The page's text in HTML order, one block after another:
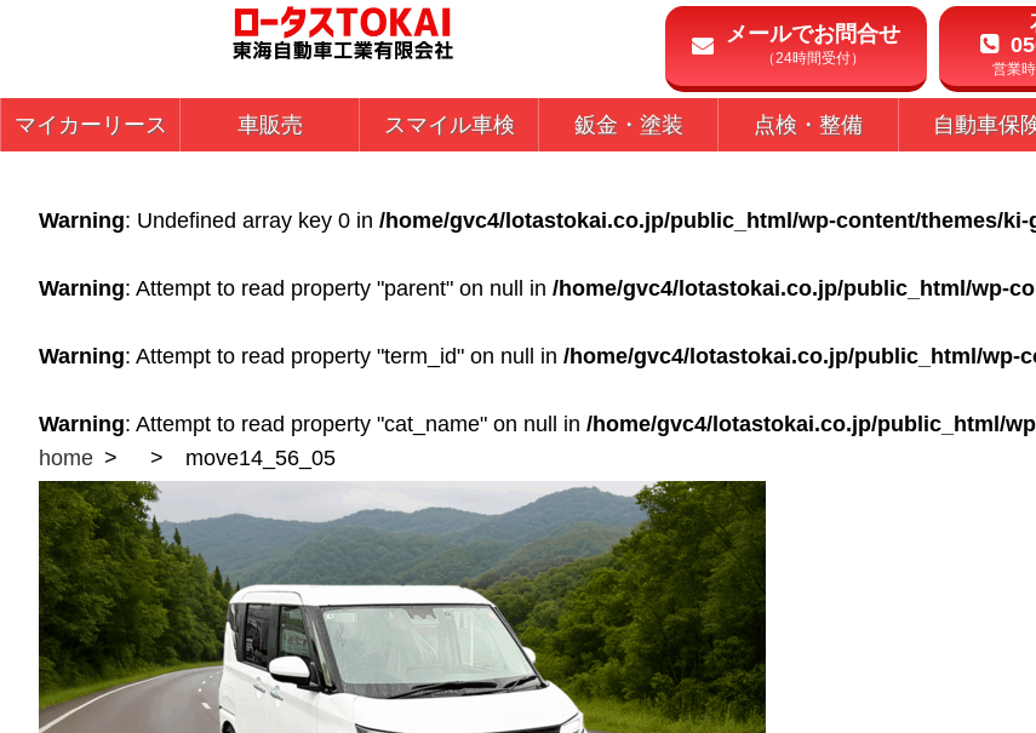
メールでお問合せ
（24時間受付）
営業
マイカーリース 車販売 スマイル車検 鈑金・塗装 点検・整備 自動車保
Warning: Undefined array key 0 in /home/gvc4/lotastokai.co.jp/public_html/wp-content/themes/
Warning: Attempt to read property "parent" on null in /home/gvc4/lotastokai.co.jp/public_html/wp-
Warning: Attempt to read property "term_id" on null in /home/gvc4/lotastokai.co.jp/public_html/wp-
Warning: Attempt to read property "cat_name" on null in /home/gvc4/lotastokai.co.jp/public_html/
home
move14_56_05